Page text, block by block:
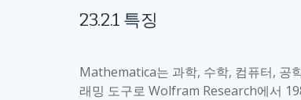
23.2.1 특징
Mathematica는 과학, 수학, 컴퓨터, 공
래밍 도구로Wolfram Research에서